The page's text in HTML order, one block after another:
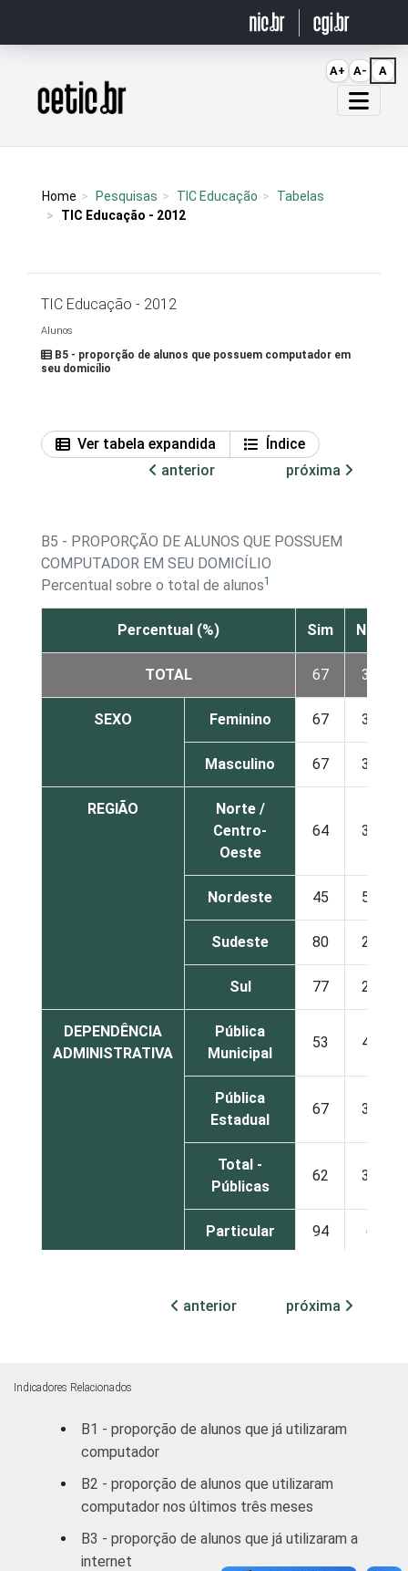
Página inicial
Home Pesquisas TIC Educação
Tabelas
TIC Educação - 2012
TIC Educação - 2012
Alunos
B5 - proporção de alunos que possuem computador em
seu domicílio
Ver tabela expandida
Índice
anterior
próxima
B5 - PROPORÇÃO DE ALUNOS QUE POSSUEM
COMPUTADOR EM SEU DOMICÍLIO
Percentual sobre o total de alunos1
Percentual (%) Sim Não
TOTAL 67 33
SEXO Feminino 67 33
Masculino 67 33
REGIÃO
Norte /
Centro-
Oeste
64 36
Nordeste 45 55
Sudeste 80 20
Sul 77 23
DEPENDÊNCIA
ADMINISTRATIVA
Pública
Municipal
53 47
Pública
Estadual
67 33
Total -
Públicas
62 38
Particular 94 6
ano do
57
Ensino
2º ano do
Médio
anterior próxima
Indicadores Relacionados
B1 - proporção de alunos que já utilizaram
computador
B2 - proporção de alunos que utilizaram
computador nos últimos três meses
B3 - proporção de alunos que já utilizaram a
internet
A+ A- A